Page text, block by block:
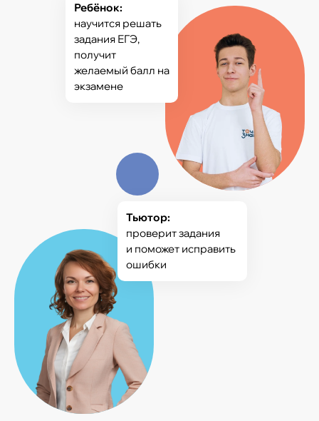
Ребёнок:
научится решать
задания ЕГЭ,
получит
желаемый балл на
экзамене
Тьютор:
проверит задания
и поможет исправить
ошибки